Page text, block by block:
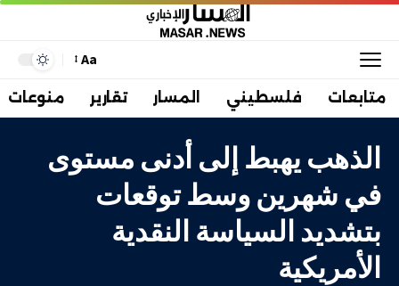
Aa
متابعات فلسطيني المسار تقارير منوعات
الذهب يهبط إلى أدنى مستوى
في شهرين وسط توقعات
بتشديد السياسة النقدية
الأمريكية